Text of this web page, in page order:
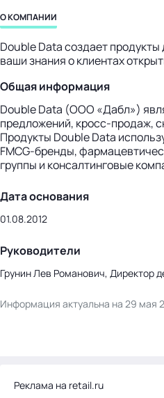
бизнес-центр
О КОМПАНИИ
Double Data создает
ваши знания о клиентах
Общая информация
Double Data (ООО «Дабл»)
предложений, кросс-продаж,
Продукты Double Data
FMCG-бренды,
группы и консалтинговые
Дата основания
01.08.2012
Руководители
Грунин Лев Романович, Директор
Информация актуальна на 29 мая
Реклама на retail.ru